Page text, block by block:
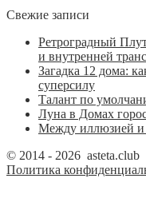
Свежие записи
Ретроградный
и внутренней
Загадка 12 дома:
суперсилу
Талант по
Луна в Домах
Между иллюзией и
© 2014 - 2026 asteta.club
Политика